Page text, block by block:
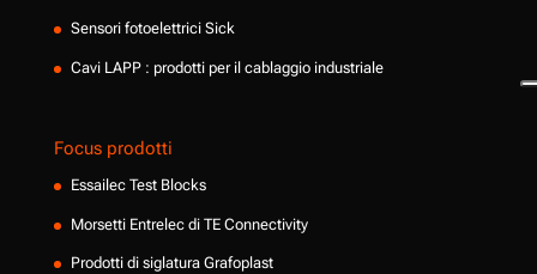
Sensori fotoelettrici Sick
Cavi LAPP : prodotti per il cablaggio industriale
Focus prodotti
Essailec Test Blocks
Morsetti Entrelec di TE Connectivity
Prodotti di siglatura Grafoplast